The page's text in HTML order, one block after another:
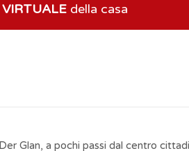
della casa
Glan, a pochi passi dal centro